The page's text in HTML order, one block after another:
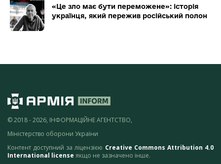
«Це зло має бути переможене»: історія
українця, який пережив російський полон
© 2018 - 2026, ІНФОРМАЦІЙНЕ АГЕНТСТВО,
Міністерство оборони України
Контент доступний за ліцензією Creative Commons Attribution 4.0
International license якщо не зазначено інше.